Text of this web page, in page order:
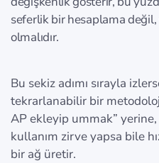
seferlik bir hesaplama değil,
olmalıdır.
Bu sekiz adımı sırayla
tekrarlanabilir bir
AP ekleyip ummak”
kullanım zirve yapsa bile
bir ağ üretir.